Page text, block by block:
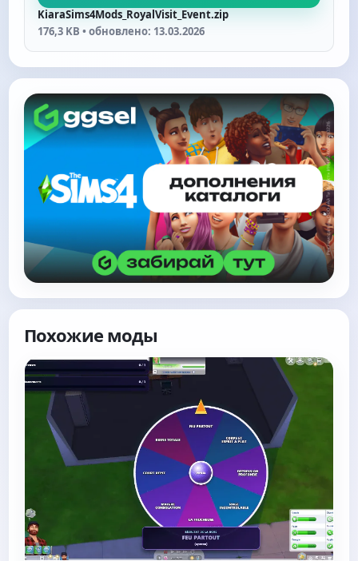
KiaraSims4Mods_RoyalVisit_Event.zip
176,3 KB • обновлено: 13.03.2026
Похожие моды